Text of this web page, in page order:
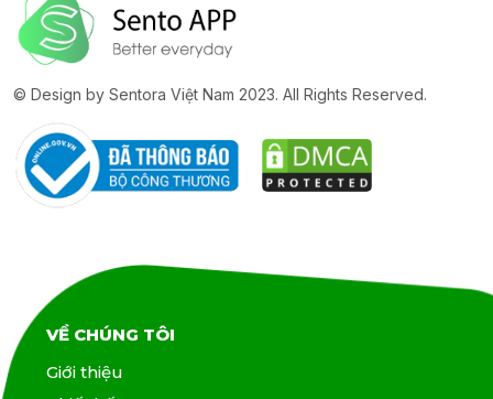
© Design by Sentora Việt Nam 2023. All Rights Reserved.
VỀ CHÚNG TÔI
Giới thiệu